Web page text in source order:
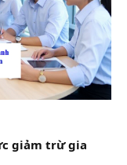
giảm trừ gia